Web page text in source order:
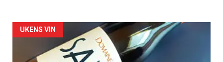
Forsiden
akkurat
UKENS VIN